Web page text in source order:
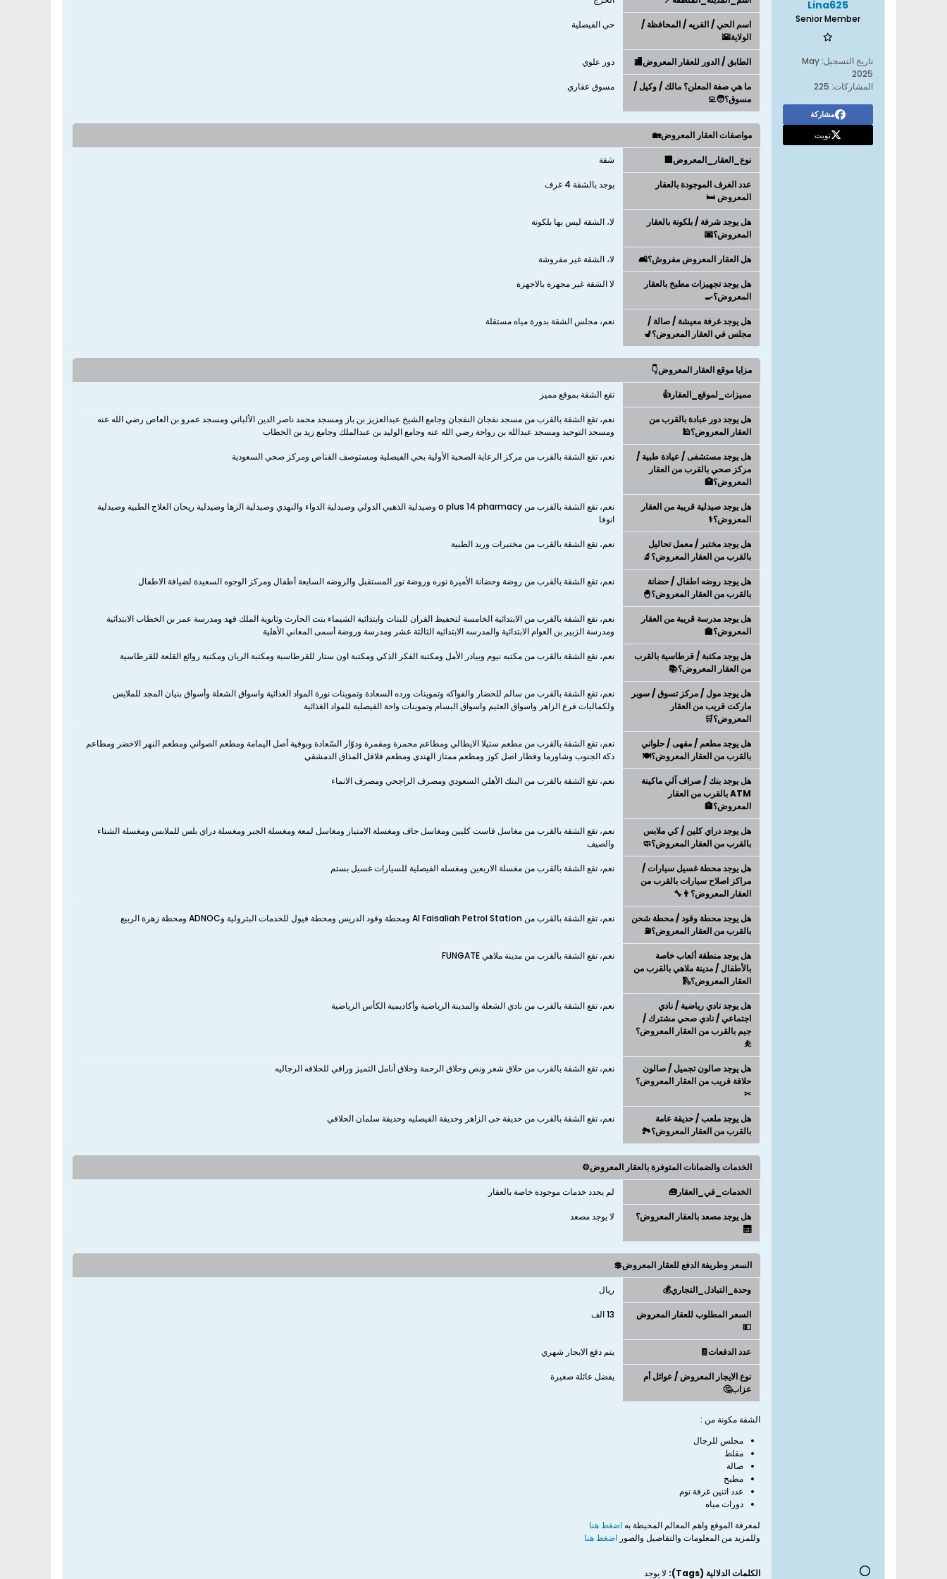
Lina625
Senior Member
تاريخ التسجيل: May
2025
المشاركات: 225
مشاركة
تويت
اسم الحي / القريه / المحافظة /
الولاية🌇
حي الفيصلية
الطابق / الدور للعقار المعروض🏬 دور علوي
ما هي صفة المعلن؟ مالك / وكيل /
مسوق؟🧑‍💻
مسوق عقاري
مواصفات العقار المعروض🏡
نوع_العقار_المعروض🏢 شقة
عدد الغرف الموجودة بالعقار
المعروض 🛏️
يوجد بالشقة 4 غرف
هل يوجد شرفة / بلكونة بالعقار
المعروض؟🌆
لا، الشقة ليس بها بلكونة
هل العقار المعروض مفروش؟🛋️ لا، الشقة غير مفروشة
هل يوجد تجهيزات مطبخ بالعقار
المعروض؟🍳
لا الشقة غير مجهزة بالاجهزة
هل يوجد غرفة معيشة / صالة /
مجلس في العقار المعروض؟💺
نعم، مجلس الشقة بدورة مياه مستقلة
مزايا موقع العقار المعروض👇
مميزات_لموقع_العقار👍 تقع الشقة بموقع مميز
هل يوجد دور عبادة بالقرب من
العقار المعروض؟🕌
نعم، تقع الشقة بالقرب من مسجد نفجان النفجان وجامع الشيخ عبدالعزيز بن باز ومسجد محمد ناصر الدين الألباني ومسجد عمرو بن العاص رضي الله عنه
ومسجد التوحيد ومسجد عبدالله بن رواحة رضي الله عنه وجامع الوليد بن عبدالملك وجامع زيد بن الخطاب
هل يوجد مستشفى / عيادة طبية /
مركز صحي بالقرب من العقار
المعروض؟🏥
نعم، تقع الشقة بالقرب من مركز الرعاية الصحية الأولية بحي الفيصلية ومستوصف القناص ومركز صحي السعودية
هل يوجد صيدلية قريبة من العقار
المعروض؟⚕️
نعم، تقع الشقة بالقرب من o plus 14 pharmacy وصيدلية الذهبي الدولي وصيدلية الدواء والنهدي وصيدلية الزها وصيدلية ريحان العلاج الطبية وصيدلية
انوفا
هل يوجد مختبر / معمل تحاليل
بالقرب من العقار المعروض؟🔬
نعم، تقع الشقة بالقرب من مختبرات وريد الطبية
هل يوجد روضه اطفال / حضانة
بالقرب من العقار المعروض؟🐣
نعم، تقع الشقة بالقرب من روضة وحضانة الأميرة نوره وروضة نور المستقبل والروضه السابعة أطفال ومركز الوجوه السعيدة لضيافة الاطفال
هل يوجد مدرسة قريبة من العقار
المعروض؟🏫
نعم، تقع الشقة بالقرب من الابتدائية الخامسة لتحفيظ القران للبنات وابتدائية الشيماء بنت الحارث وثانوية الملك فهد ومدرسة عمر بن الخطاب الابتدائية
ومدرسة الزبير بن العوام الابتدائية والمدرسه الابتدائيه الثالثة عشر ومدرسة وروضة أسمى المعاني الأهلية
هل يوجد مكتبة / قرطاسية بالقرب
من العقار المعروض؟📚
نعم، تقع الشقة بالقرب من مكتبه نيوم وبيادر الأمل ومكتبة الفكر الذكي ومكتبة اون ستار للقرطاسية ومكتبة الريان ومكتبة روائع القلعة للقرطاسية
هل يوجد مول / مركز تسوق / سوبر
ماركت قريب من العقار
المعروض؟🛒
نعم، ​​​​​​​تقع الشقة بالقرب من سالم للخضار والفواكه وتموينات ورده السعادة وتموينات نورة المواد الغذائية واسواق الشعلة وأسواق بنيان المجد للملابس
ولكماليات فرع الزاهر واسواق العثيم واسواق البسام وتموينات واحة الفيصلية للمواد الغذائية
هل يوجد مطعم / مقهى / حلواني
بالقرب من العقار المعروض؟🍽️
نعم، ​​​​​​​تقع الشقة بالقرب من مطعم ستيلا الايطالي ومطاعم محمرة ومقمرة ودوّار السّعادة وبوفية أصل اليمامة ومطعم الصواني ومطعم النهر الاخضر ومطاعم
دكة الجنوب وشاورما وفطار اصل كوز ومطعم ممتاز الهندي ومطعم فلافل المذاق الدمشقي
هل يوجد بنك / صراف آلي ماكينة
ATM بالقرب من العقار
المعروض؟🏦
نعم، تقع الشقة بالقرب من البنك الأهلي السعودي ومصرف الراجحي ومصرف الانماء
هل يوجد دراي كلين / كي ملابس
بالقرب من العقار المعروض؟🧼
نعم، تقع الشقة بالقرب من مغاسل فاست كليين ومغاسل جاف ومغسلة الامتياز ومغاسل لمعة ومغسلة الجبر ومغسلة دراي بلس للملابس ومغسلة الشتاء
والصيف
هل يوجد محطة غسيل سيارات /
مراكز اصلاح سيارات بالقرب من
العقار المعروض؟👨‍🔧
نعم، تقع الشقة بالقرب من مغسلة الاربعين ومغسله الفيصلية للسيارات غسيل بستم
هل يوجد محطة وقود / محطة شحن
بالقرب من العقار المعروض؟⛽
نعم، تقع الشقة بالقرب من Al Faisaliah Petrol Station ومحطة وقود الدريس ومحطة فيول للخدمات البترولية وADNOC ومحطة زهرة الربيع
هل يوجد منطقة ألعاب خاصة
بالأطفال / مدينة ملاهي بالقرب من
العقار المعروض؟🛝
نعم، تقع الشقة بالقرب من مدينة ملاهي FUNGATE
هل يوجد نادي رياضية / نادي
اجتماعي / نادي صحي مشترك /
جيم بالقرب من العقار المعروض؟
⛹
نعم، تقع الشقة بالقرب من نادي الشعلة والمدينة الرياضية وأكاديمية الكأس الرياضية
هل يوجد صالون تجميل / صالون
حلاقة قريب من العقار المعروض؟
✂
نعم، تقع الشقة بالقرب من حلاق شعر ونص وحلاق الرحمة وحلاق أنامل التميز وراقي للحلاقه الرجاليه
هل يوجد ملعب / حديقة عامة
بالقرب من العقار المعروض؟🏞️
نعم، تقع الشقة بالقرب من حديقة حى الزاهر وحديقة الفيصليه وحديقة سلمان الحلافي
الخدمات والضمانات المتوفرة بالعقار المعروض⚙️
الخدمات_في_العقار🧰 لم يحدد خدمات موجودة خاصة بالعقار
هل يوجد مصعد بالعقار المعروض؟
🛗
لا يوجد مصعد
السعر وطريفة الدفع للعقار المعروض💲
وحدة_التبادل_التجاري💰 ريال
السعر المطلوب للعقار المعروض
💵
13 الف
عدد الدفعات🧾 يتم دفع الايجار شهري
نوع الايجار المعروض / عوائل أم
عزاب🤔
يفضل عائلة صغيرة
الشقة مكونة من :
مجلس للرجال
مقلط
صالة
مطبخ
عدد اتنين غرفة نوم
دورات مياه
لمعرفة الموقع واهم المعالم المحيطة بهاضغط هنا
وللمزيد من المعلومات والتفاصيل والصور اضغط هنا
الكلمات الدلالية (Tags): لا يوجد